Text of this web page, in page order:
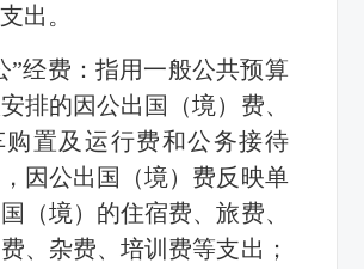
出。
”经费：指用一般公共预算
排的因公出国（境）费、
购置及运行费和公务接待
因公出国（境）费反映单
（境）的住宿费、旅费、
、杂费、培训费等支出；